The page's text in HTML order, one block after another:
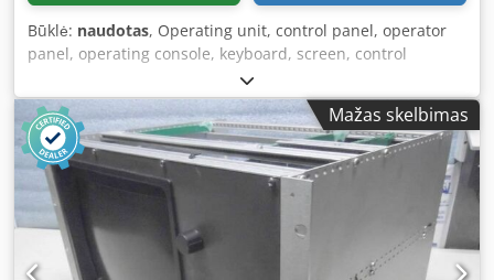
Būklė: naudotas, Operating unit, control panel, operator
panel, operating console, keyboard, screen, control
system, humidification, dehumidification, and evaporative
cooling - Module: M4 (large display) - for: Condair CP2 -
Type: M4 - Weight: 0.3 kg Credpfx Ajd Tq RxskwjfMažas skelbimas